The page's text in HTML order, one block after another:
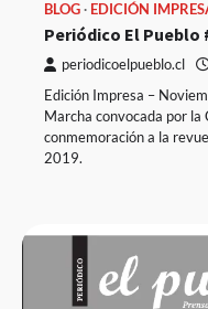
BLOG EDICIÓN
Periódico El Pueblo
periodicoelpueblo.cl
Edición Impresa –
Marcha convocada por la
conmemoración a la
2019.